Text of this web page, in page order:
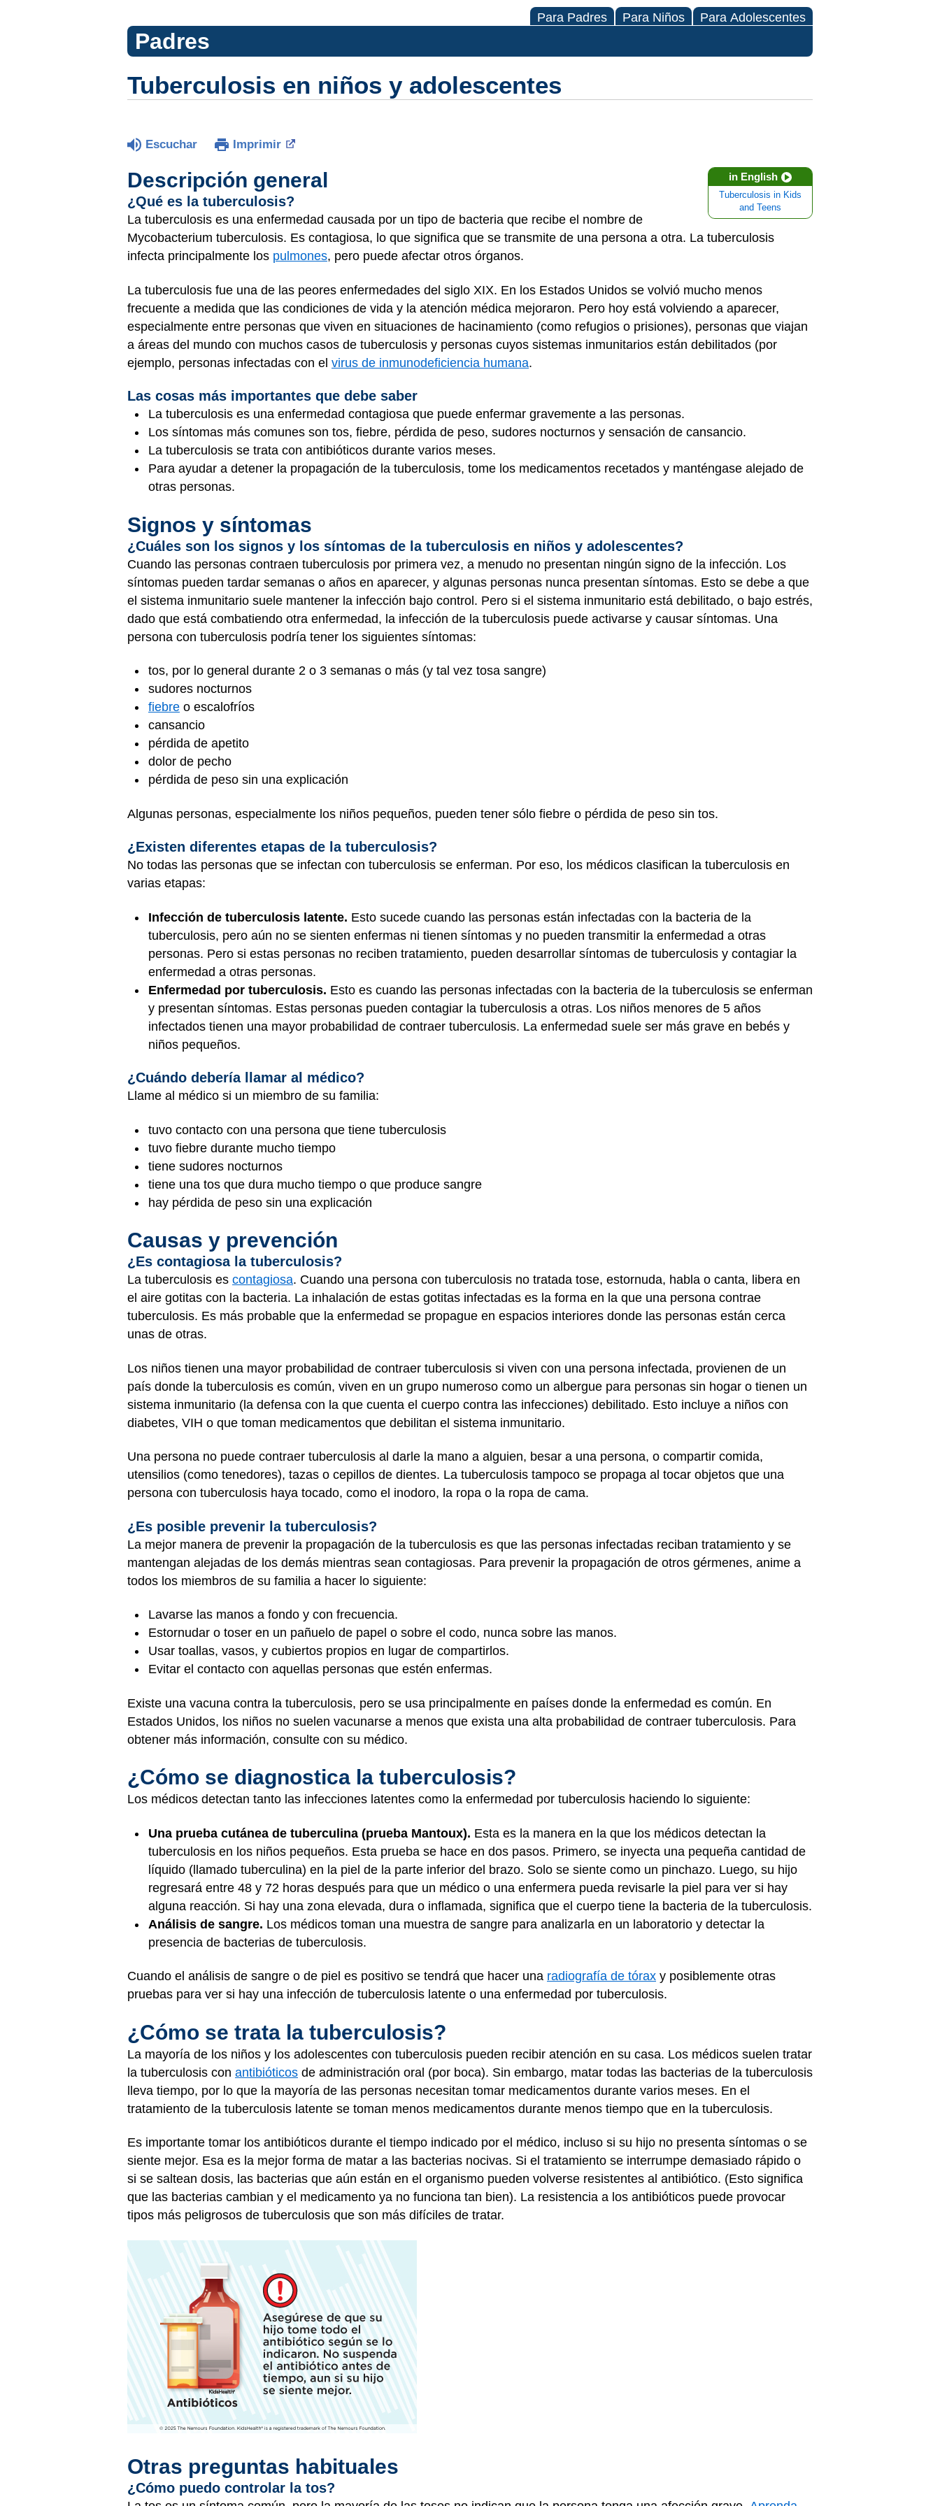
Para Padres Para Niños Para Adolescentes
Padres
Tuberculosis en niños y adolescentes
Escuchar Imprimir
in English
Tuberculosis in Kids
and Teens
Descripción general
¿Qué es la tuberculosis?
La tuberculosis es una enfermedad causada por un tipo de bacteria que recibe el nombre de
Mycobacterium tuberculosis. Es contagiosa, lo que significa que se transmite de una persona a otra. La tuberculosis
infecta principalmente los pulmones, pero puede afectar otros órganos.
La tuberculosis fue una de las peores enfermedades del siglo XIX. En los Estados Unidos se volvió mucho menos
frecuente a medida que las condiciones de vida y la atención médica mejoraron. Pero hoy está volviendo a aparecer,
especialmente entre personas que viven en situaciones de hacinamiento (como refugios o prisiones), personas que viajan
a áreas del mundo con muchos casos de tuberculosis y personas cuyos sistemas inmunitarios están debilitados (por
ejemplo, personas infectadas con el virus de inmunodeficiencia humana.
Las cosas más importantes que debe saber
La tuberculosis es una enfermedad contagiosa que puede enfermar gravemente a las personas.
Los síntomas más comunes son tos, fiebre, pérdida de peso, sudores nocturnos y sensación de cansancio.
La tuberculosis se trata con antibióticos durante varios meses.
Para ayudar a detener la propagación de la tuberculosis, tome los medicamentos recetados y manténgase alejado de
otras personas.
Signos y síntomas
¿Cuáles son los signos y los síntomas de la tuberculosis en niños y adolescentes?
Cuando las personas contraen tuberculosis por primera vez, a menudo no presentan ningún signo de la infección. Los
síntomas pueden tardar semanas o años en aparecer, y algunas personas nunca presentan síntomas. Esto se debe a que
el sistema inmunitario suele mantener la infección bajo control. Pero si el sistema inmunitario está debilitado, o bajo estrés,
dado que está combatiendo otra enfermedad, la infección de la tuberculosis puede activarse y causar síntomas. Una
persona con tuberculosis podría tener los siguientes síntomas:
tos, por lo general durante 2 o 3 semanas o más (y tal vez tosa sangre)
sudores nocturnos
fiebre o escalofríos
cansancio
pérdida de apetito
dolor de pecho
pérdida de peso sin una explicación
Algunas personas, especialmente los niños pequeños, pueden tener sólo fiebre o pérdida de peso sin tos.
¿Existen diferentes etapas de la tuberculosis?
No todas las personas que se infectan con tuberculosis se enferman. Por eso, los médicos clasifican la tuberculosis en
varias etapas:
Infección de tuberculosis latente. Esto sucede cuando las personas están infectadas con la bacteria de la
tuberculosis, pero aún no se sienten enfermas ni tienen síntomas y no pueden transmitir la enfermedad a otras
personas. Pero si estas personas no reciben tratamiento, pueden desarrollar síntomas de tuberculosis y contagiar la
enfermedad a otras personas.
Enfermedad por tuberculosis. Esto es cuando las personas infectadas con la bacteria de la tuberculosis se enferman
y presentan síntomas. Estas personas pueden contagiar la tuberculosis a otras. Los niños menores de 5 años
infectados tienen una mayor probabilidad de contraer tuberculosis. La enfermedad suele ser más grave en bebés y
niños pequeños.
¿Cuándo debería llamar al médico?
Llame al médico si un miembro de su familia:
tuvo contacto con una persona que tiene tuberculosis
tuvo fiebre durante mucho tiempo
tiene sudores nocturnos
tiene una tos que dura mucho tiempo o que produce sangre
hay pérdida de peso sin una explicación
Causas y prevención
¿Es contagiosa la tuberculosis?
La tuberculosis es contagiosa. Cuando una persona con tuberculosis no tratada tose, estornuda, habla o canta, libera en
el aire gotitas con la bacteria. La inhalación de estas gotitas infectadas es la forma en la que una persona contrae
tuberculosis. Es más probable que la enfermedad se propague en espacios interiores donde las personas están cerca
unas de otras.
Los niños tienen una mayor probabilidad de contraer tuberculosis si viven con una persona infectada, provienen de un
país donde la tuberculosis es común, viven en un grupo numeroso como un albergue para personas sin hogar o tienen un
sistema inmunitario (la defensa con la que cuenta el cuerpo contra las infecciones) debilitado. Esto incluye a niños con
diabetes, VIH o que toman medicamentos que debilitan el sistema inmunitario.
Una persona no puede contraer tuberculosis al darle la mano a alguien, besar a una persona, o compartir comida,
utensilios (como tenedores), tazas o cepillos de dientes. La tuberculosis tampoco se propaga al tocar objetos que una
persona con tuberculosis haya tocado, como el inodoro, la ropa o la ropa de cama.
¿Es posible prevenir la tuberculosis?
La mejor manera de prevenir la propagación de la tuberculosis es que las personas infectadas reciban tratamiento y se
mantengan alejadas de los demás mientras sean contagiosas. Para prevenir la propagación de otros gérmenes, anime a
todos los miembros de su familia a hacer lo siguiente:
Lavarse las manos a fondo y con frecuencia.
Estornudar o toser en un pañuelo de papel o sobre el codo, nunca sobre las manos.
Usar toallas, vasos, y cubiertos propios en lugar de compartirlos.
Evitar el contacto con aquellas personas que estén enfermas.
Existe una vacuna contra la tuberculosis, pero se usa principalmente en países donde la enfermedad es común. En
Estados Unidos, los niños no suelen vacunarse a menos que exista una alta probabilidad de contraer tuberculosis. Para
obtener más información, consulte con su médico.
¿Cómo se diagnostica la tuberculosis?
Los médicos detectan tanto las infecciones latentes como la enfermedad por tuberculosis haciendo lo siguiente:
Una prueba cutánea de tuberculina (prueba Mantoux). Esta es la manera en la que los médicos detectan la
tuberculosis en los niños pequeños. Esta prueba se hace en dos pasos. Primero, se inyecta una pequeña cantidad de
líquido (llamado tuberculina) en la piel de la parte inferior del brazo. Solo se siente como un pinchazo. Luego, su hijo
regresará entre 48 y 72 horas después para que un médico o una enfermera pueda revisarle la piel para ver si hay
alguna reacción. Si hay una zona elevada, dura o inflamada, significa que el cuerpo tiene la bacteria de la tuberculosis.
Análisis de sangre. Los médicos toman una muestra de sangre para analizarla en un laboratorio y detectar la
presencia de bacterias de tuberculosis.
Cuando el análisis de sangre o de piel es positivo se tendrá que hacer una radiografía de tórax y posiblemente otras
pruebas para ver si hay una infección de tuberculosis latente o una enfermedad por tuberculosis.
¿Cómo se trata la tuberculosis?
La mayoría de los niños y los adolescentes con tuberculosis pueden recibir atención en su casa. Los médicos suelen tratar
la tuberculosis con antibióticos de administración oral (por boca). Sin embargo, matar todas las bacterias de la tuberculosis
lleva tiempo, por lo que la mayoría de las personas necesitan tomar medicamentos durante varios meses. En el
tratamiento de la tuberculosis latente se toman menos medicamentos durante menos tiempo que en la tuberculosis.
Es importante tomar los antibióticos durante el tiempo indicado por el médico, incluso si su hijo no presenta síntomas o se
siente mejor. Esa es la mejor forma de matar a las bacterias nocivas. Si el tratamiento se interrumpe demasiado rápido o
si se saltean dosis, las bacterias que aún están en el organismo pueden volverse resistentes al antibiótico. (Esto significa
que las bacterias cambian y el medicamento ya no funciona tan bien). La resistencia a los antibióticos puede provocar
tipos más peligrosos de tuberculosis que son más difíciles de tratar.
Otras preguntas habituales
¿Cómo puedo controlar la tos?